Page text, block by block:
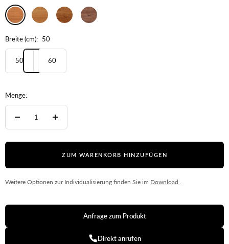
KernbucheEiche WildeicheWildnuss
Breite (cm): 50
50 60
Menge:
Menge
Menge
ZUM WARENKORB HINZUFÜGEN
Weitere Optionen zur Individualisierung finden Sie im Download
Anfrage zum Produkt
Direkt anrufen